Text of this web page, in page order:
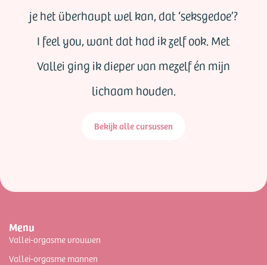
je het überhaupt wel kan, dat ‘seksgedoe’?
I feel you, want dat had ik zelf ook. Met
Vallei ging ik dieper van mezelf én mijn
lichaam houden.
Bekijk alle cursussen
Menu
Vallei-orgasme vrouwen
Vallei-orgasme mannen